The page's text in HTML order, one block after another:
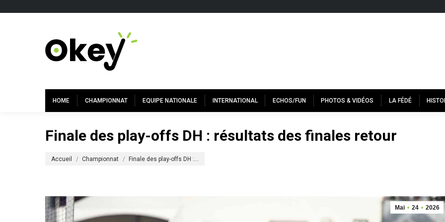
HOME CHAMPIONNAT EQUIPE NATIONALE INTERNATIONAL ECHOS/FUN PHOTOS & VIDÉOS LA FÉDÉ
Finale des play-offs DH : résultats des finales retour
Accueil Championnat Finale des play-offs DH :…
Mai 24 2026